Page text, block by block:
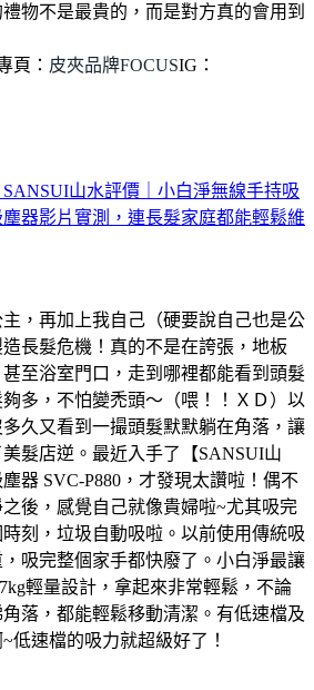
物不是最貴的，而是對方真的會用到
頁： 皮夾品牌FOCUSIG：
SANSUI山水評價｜小白淨無線手持吸
器影片實測，連長髮家庭都能輕鬆維
，再加上我自己（硬要說自己也是公
長髮危機！真的不是在誇張，地板
甚至浴室門口，走到哪裡都能看到頭髮
多，不怕變禿頭～（喂！！ＸＤ）以
久又看到一撮頭髮默默躺在角落，讓
髮店逆。最近入手了【SANSUI山
器 SVC-P880，才發現太讚啦！偶不
後，感覺自己就像貴婦啦~尤其吸完
刻，垃圾自動吸啦。以前使用傳統吸
吸完整個家手都快廢了。小白淨最讓
輕量設計，拿起來非常輕鬆，不論
落，都能輕鬆移動清潔。有低速檔及
低速檔的吸力就超級好了！